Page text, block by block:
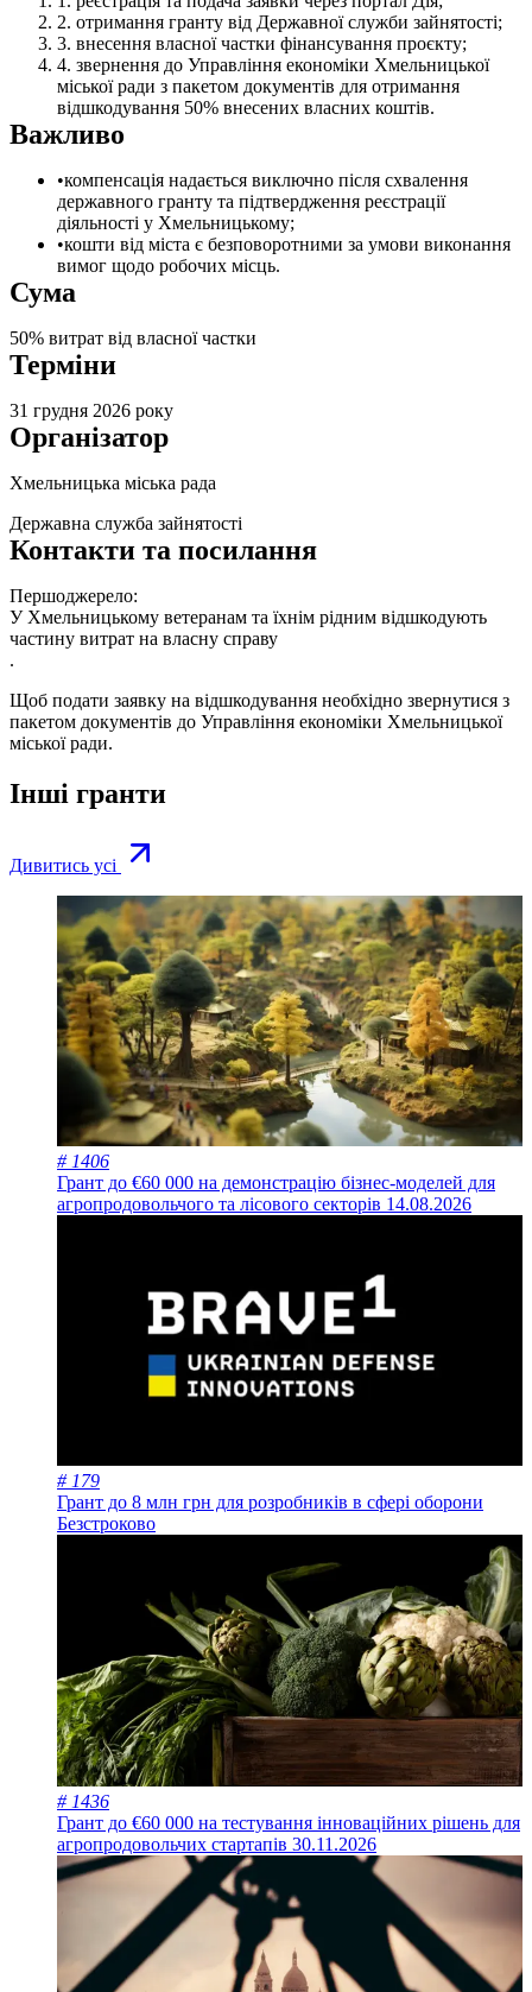
отримання гранту від Державної служби зайнятості;
внесення власної частки фінансування проєкту;
звернення до Управління економіки Хмельницької
міської ради з пакетом документів для отримання
відшкодування 50% внесених власних коштів.
Важливо
компенсація надається виключно після схвалення
державного гранту та підтвердження реєстрації
діяльності у Хмельницькому;
кошти від міста є безповоротними за умови виконання
вимог щодо робочих місць.
Сума
50% витрат від власної частки
Терміни
31 грудня 2026 року
Організатор
Хмельницька міська рада
Державна служба зайнятості
Контакти та посилання
Першоджерело:
У Хмельницькому ветеранам та їхнім рідним відшкодують
частину витрат на власну справу
.
Щоб подати заявку на відшкодування необхідно звернутися з
пакетом документів до Управління економіки Хмельницької
міської ради.
Інші гранти
Дивитись усі
# 1406
Грант до €60 000 на демонстрацію бізнес-моделей для
агропродовольчого та лісового секторів 14.08.2026
# 179
Грант до 8 млн грн для розробників в сфері оборони
Безстроково
# 1436
Грант до €60 000 на тестування інноваційних рішень для
агропродовольчих стартапів 30.11.2026